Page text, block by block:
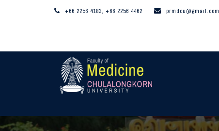
+66 2256 4183, +66 2256 4462 prmdcu@gmail.com